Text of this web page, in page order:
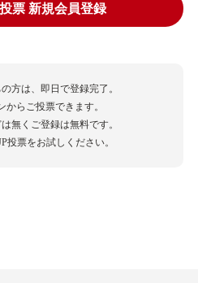
票 新規会員登録
方は、即日で登録完了。
からご投票できます。
無くご登録は無料です。
投票をお試しください。